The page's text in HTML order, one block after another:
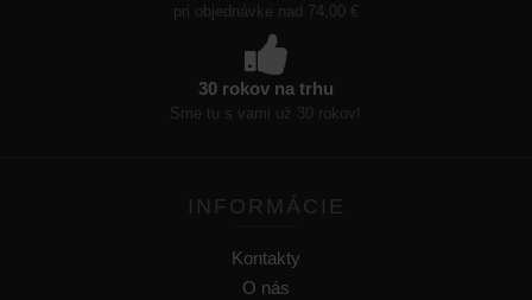
pri objednávke nad 74,00 €
30 rokov na trhu
Sme tu s vami už 30 rokov!
INFORMÁCIE
Kontakty
O nás